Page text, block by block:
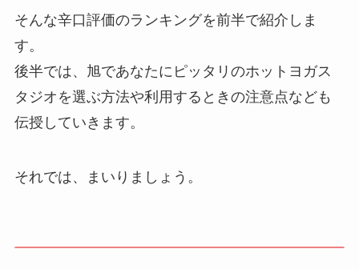
そんな辛口評価のランキングを前半で紹介しま
す。
後半では、旭であなたにピッタリのホットヨガス
タジオを選ぶ方法や利用するときの注意点なども
伝授していきます。
それでは、まいりましょう。